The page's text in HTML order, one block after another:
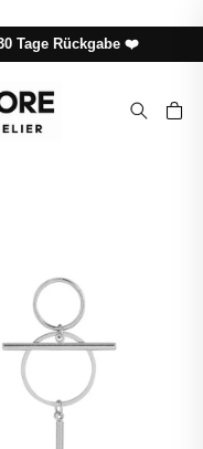
Tage Rückgabe ❤️